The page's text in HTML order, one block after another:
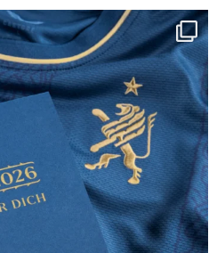
FCZ
filled ...
3